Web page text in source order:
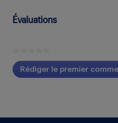
Évaluations
Aucune
cote
pour
Rédiger le premier
.
l'ouverture